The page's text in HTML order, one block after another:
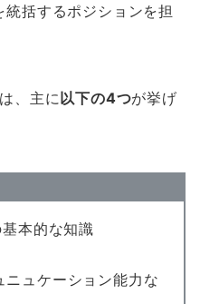
括するポジションを担
、主に以下の4つが挙げ
本的な知識
ュケーション能力な